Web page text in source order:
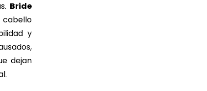
Bride
y
dejan